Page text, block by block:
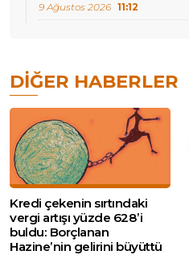
9 Ağustos 2026 11:12
DIĞER HABERLER
Kredi çekenin sırtındaki
vergi artışı yüzde 628’i
buldu: Borçlanan
Hazine’nin gelirini büyüttü